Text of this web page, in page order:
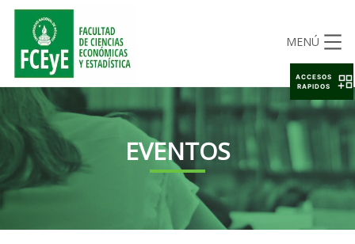
MENÚ
EVENTOS
ACCESOS
RAPIDOS